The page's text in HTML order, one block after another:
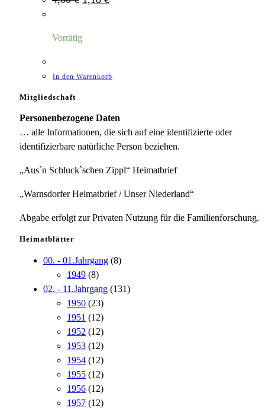
Preis Preis
Vorrätig
In den Warenkorb
Mitgliedschaft
Personenbezogene Daten
… alle Informationen, die sich auf eine identifizierte oder
identifizierbare natürliche Person beziehen.
„Aus`n Schluck`schen Zippl“ Heimatbrief
„Warnsdorfer Heimatbrief / Unser Niederland“
Abgabe erfolgt zur Privaten Nutzung für die Familienforschung.
Heimatblätter
00. - 01.Jahrgang (8)
1949 (8)
02. - 11.Jahrgang (131)
1950 (23)
1951 (12)
1952 (12)
1953 (12)
1954 (12)
1955 (12)
1956 (12)
1957 (12)